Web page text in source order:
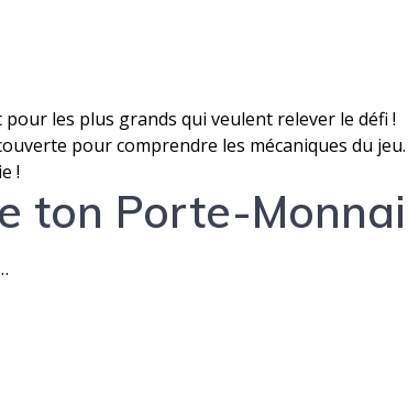
les plus grands qui veulent relever le défi !
pour comprendre les mécaniques du
!
ton Porte-